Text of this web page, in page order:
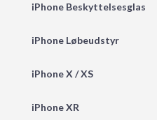
iPhone Beskyttelsesglas
iPhone Løbeudstyr
iPhone X / XS
iPhone XR